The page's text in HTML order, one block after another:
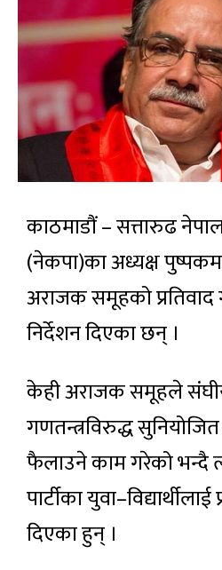
काठमाडौं – सत्तारुढ
(नेकपा)का अध्यक्ष
अराजक समूहको प्रतिवाद
निर्देशन दिएका छन् ।
केही अराजक समूहले
गणतन्त्रविरुद्ध
फैलाउने काम गरेको भन्दै
पार्टीका
दिएका हुन् ।